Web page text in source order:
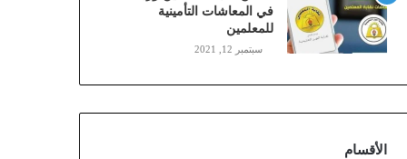
ب
ر
ا
ن
ذ
في المعاشات التأمينية
للمعلمين
سبتمبر 12, 2021
الأقسام